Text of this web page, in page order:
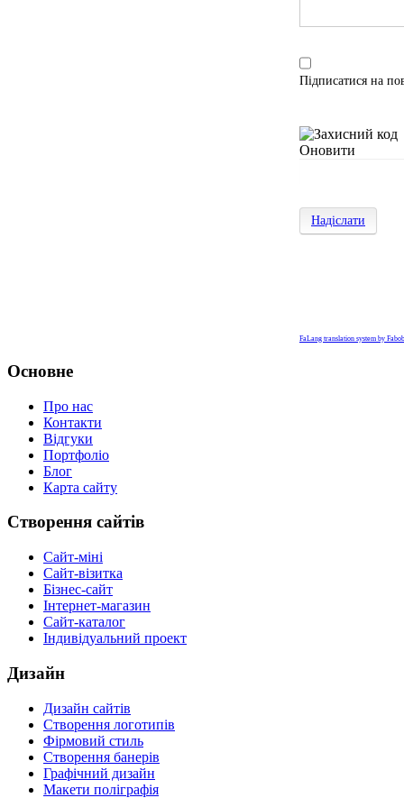
Підписатися на
Оновити
Надіслати
FaLang translation system by
Основне
Про нас
Контакти
Відгуки
Портфоліо
Блог
Карта сайту
Створення сайтів
Сайт-міні
Сайт-візитка
Бізнес-сайт
Інтернет-магазин
Сайт-каталог
Індивідуальний проект
Дизайн
Дизайн сайтів
Створення логотипів
Фірмовий стиль
Створення банерів
Графічний дизайн
Макети поліграфія